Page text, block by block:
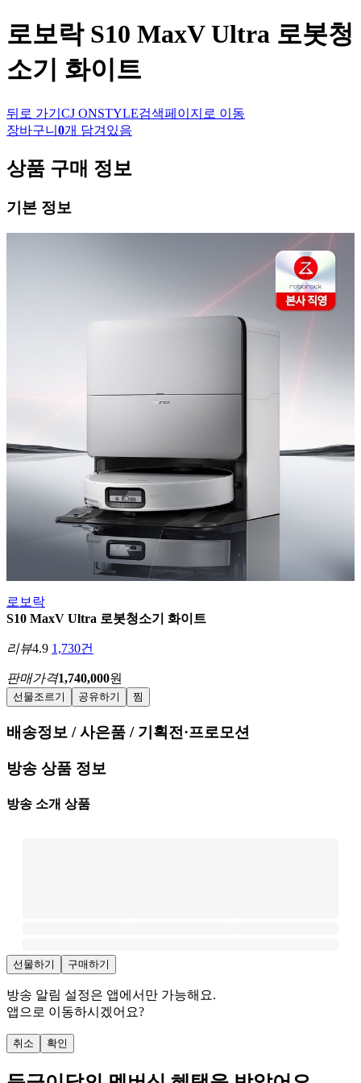
로보락S10 MaxV Ultra 로봇청
소기 화이트
뒤로 가기 CJ ONSTYLE검색페이지로 이동
장바구니 0개 담겨있음
상품 구매 정보
기본 정보
로보락
S10 MaxV Ultra 로봇청소기 화이트
리뷰4.9 1,730건
판매가격1,740,000원
선물조르기 공유하기 찜
배송정보 / 사은품 / 기획전·프로모션
방송 상품 정보
방송 소개 상품
선물하기 구매하기
방송 알림 설정은 앱에서만 가능해요.
앱으로 이동하시겠어요?
취소 확인